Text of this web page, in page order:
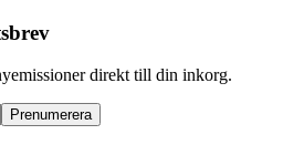
direkt till din inkorg.
Prenumerera